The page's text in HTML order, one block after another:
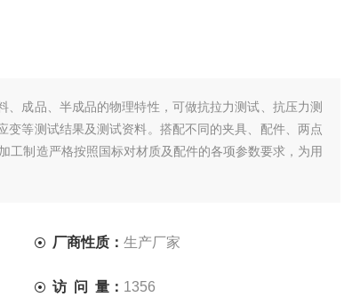
、成品、半成品的物理特性，可做抗拉力测试、抗压力测
变等测试结果及测试资料。搭配不同的夹具、配件、两点
工制造严格按照国标对材质及配件的各项参数要求，为用
厂商性质： 生产厂家
访 问 量： 1356